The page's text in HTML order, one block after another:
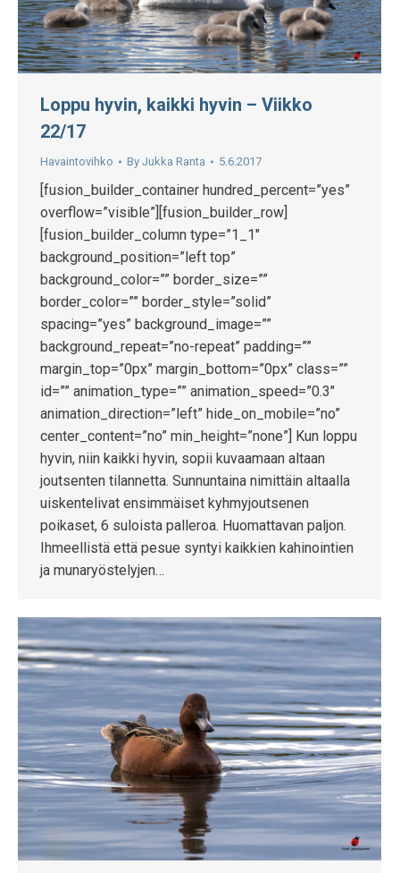
Loppu hyvin, kaikki hyvin – Viikko
22/17
Havaintovihko By Jukka Ranta 5.6.2017
[fusion_builder_container hundred_percent=”yes”
overflow=”visible”][fusion_builder_row]
[fusion_builder_column type=”1_1″
background_position=”left top”
background_color=”” border_size=””
border_color=”” border_style=”solid”
spacing=”yes” background_image=””
background_repeat=”no-repeat” padding=””
margin_top=”0px” margin_bottom=”0px” class=””
id=”” animation_type=”” animation_speed=”0.3″
animation_direction=”left” hide_on_mobile=”no”
center_content=”no” min_height=”none”] Kun loppu
hyvin, niin kaikki hyvin, sopii kuvaamaan altaan
joutsenten tilannetta. Sunnuntaina nimittäin altaalla
uiskentelivat ensimmäiset kyhmyjoutsenen
poikaset, 6 suloista palleroa. Huomattavan paljon.
Ihmeellistä että pesue syntyi kaikkien kahinointien
ja munaryöstelyjen…